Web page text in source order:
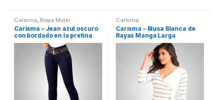
Carisma Ropa Mujer
Carisma – Jean azul oscuro
con bordado en la pretina
Carisma
Carisma – Blusa Blanca de
Rayas Manga Larga